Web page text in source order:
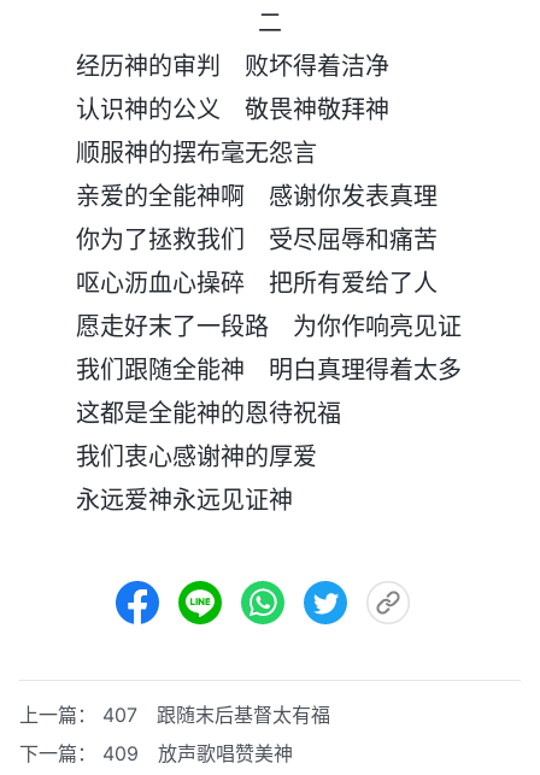
二
经历神的审判 败坏得着洁净
认识神的公义 敬畏神敬拜神
顺服神的摆布毫无怨言
亲爱的全能神啊 感谢你发表真理
你为了拯救我们 受尽屈辱和痛苦
呕心沥血心操碎 把所有爱给了人
愿走好末了一段路 为你作响亮见证
我们跟随全能神 明白真理得着太多
这都是全能神的恩待祝福
我们衷心感谢神的厚爱
永远爱神永远见证神
上一篇： 407 跟随末后基督太有福
下一篇： 409 放声歌唱赞美神